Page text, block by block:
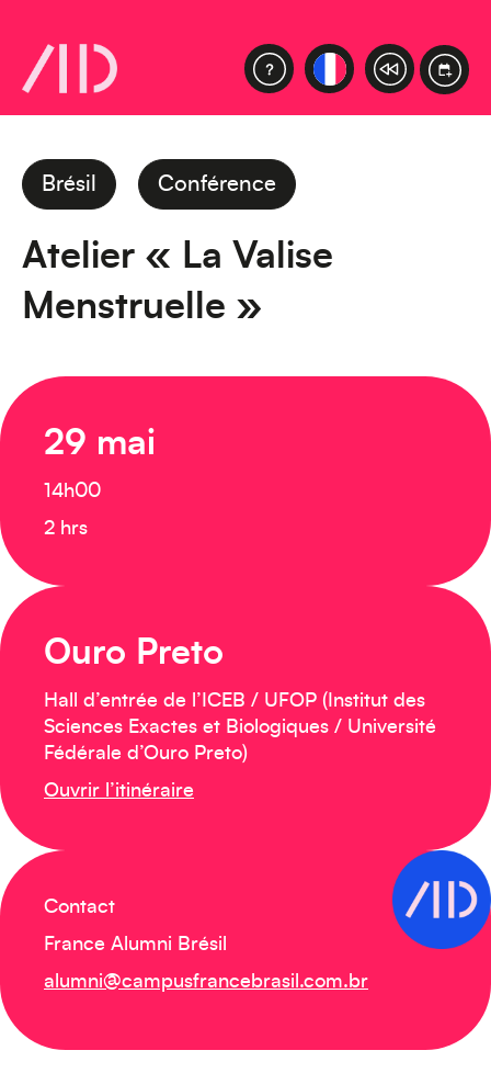
Brésil Conférence
Atelier « La Valise
Menstruelle »
29 mai
14h00
2 hrs
Ouro Preto
Hall d’entrée de l’ICEB / UFOP (Institut des
Sciences Exactes et Biologiques / Université
Fédérale d’Ouro Preto)
Ouvrir l’itinéraire
Contact
France Alumni Brésil
alumni@campusfrancebrasil.com.br